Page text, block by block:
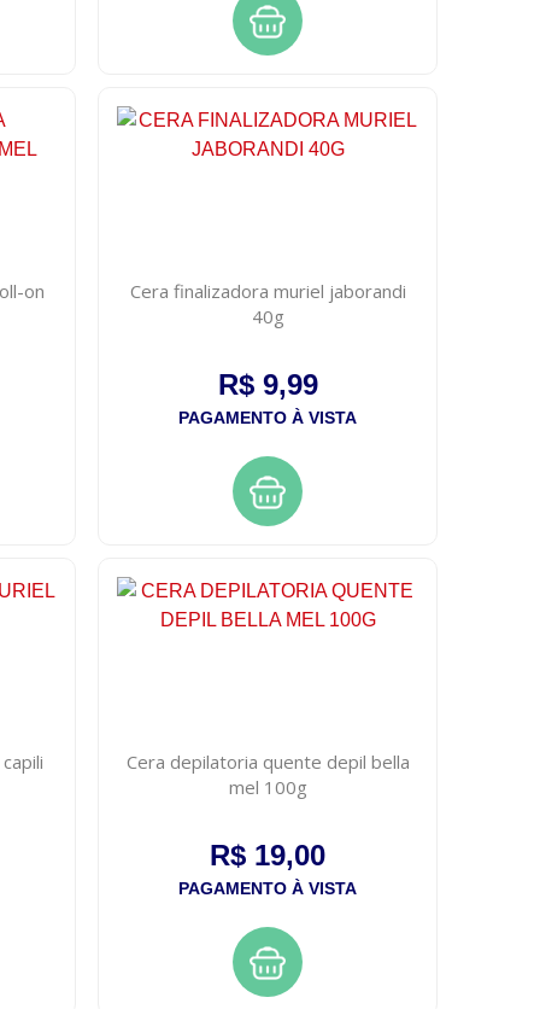
on
Cera finalizadora muriel jaborandi
40g
R$ 9,99
PAGAMENTO À VISTA
Cera depilatoria quente depil bella
mel 100g
R$ 19,00
PAGAMENTO À VISTA